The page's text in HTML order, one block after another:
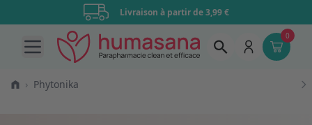
Livraison à partir de 3,99 €
Open main menu
0
› Phytonika